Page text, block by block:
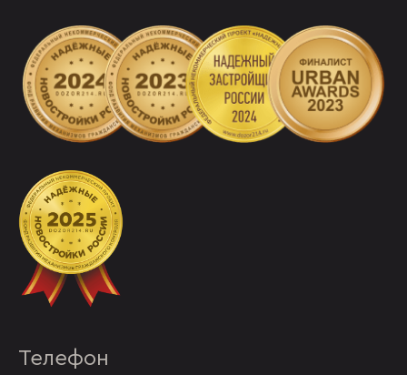
Телефон